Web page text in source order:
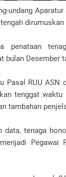
undang
penataan
bulan Desember
Pasal RUU ASN
tenggat waktu
tambahan
data, tenaga
Pegawai